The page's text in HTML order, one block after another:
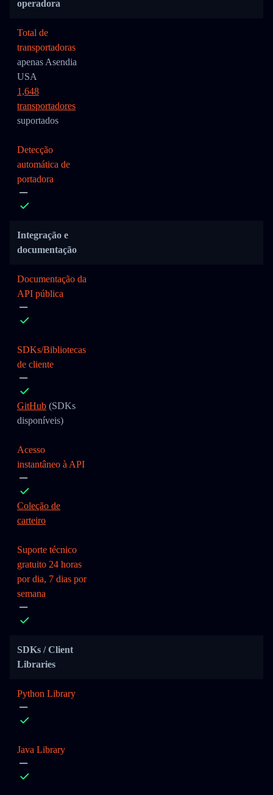
operadora
Total de
transportadoras
apenas Asendia
USA
1,648
transportadores
suportados
Detecção
automática de
portadora
Integração e
documentação
Documentação da
API pública
SDKs/Bibliotecas
de cliente
GitHub (SDKs
disponíveis)
Acesso
instantâneo à API
Coleção de
carteiro
Suporte técnico
gratuito 24 horas
por dia, 7 dias por
semana
SDKs / Client
Libraries
Python Library
Java Library